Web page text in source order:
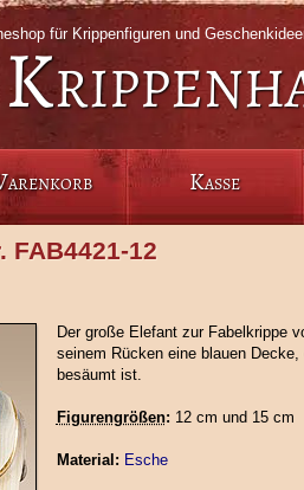
für Krippenfiguren und
Kasse
FAB4421-12
Der große Elefant zur Fabelkrippe
seinem Rücken eine blauen
besäumt ist.
Figurengrößen: 12 cm und 15 cm
Material: Esche